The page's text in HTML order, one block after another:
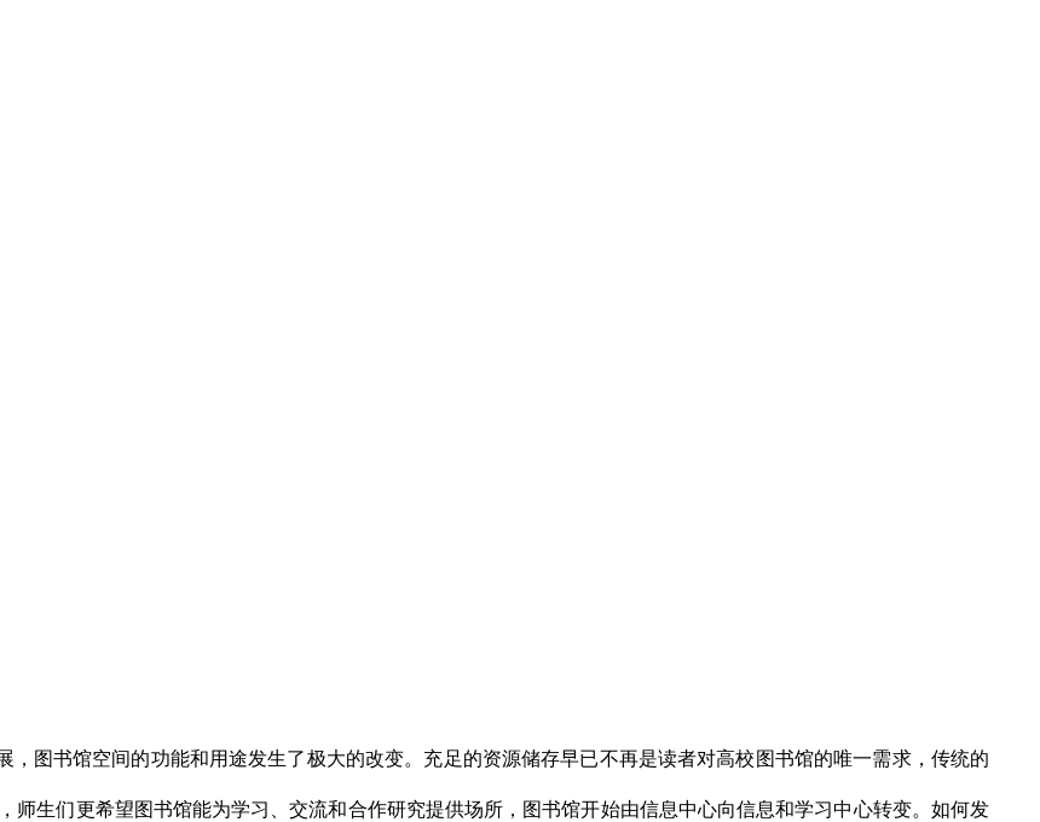
，图书馆空间的功能和用途发生了极大的改变。充足的资源储存早已不再是读者对⾼校图书馆的唯一需求，传统的
师生们更希望图书馆能为学习、交流和合作研究提供场所，图书馆开始由信息中心向信息和学习中心转变。如何发